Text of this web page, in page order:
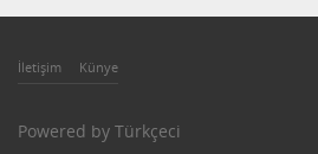
İletişim Künye
Powered by Türkçeci